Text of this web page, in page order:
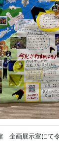
企画展示室にて